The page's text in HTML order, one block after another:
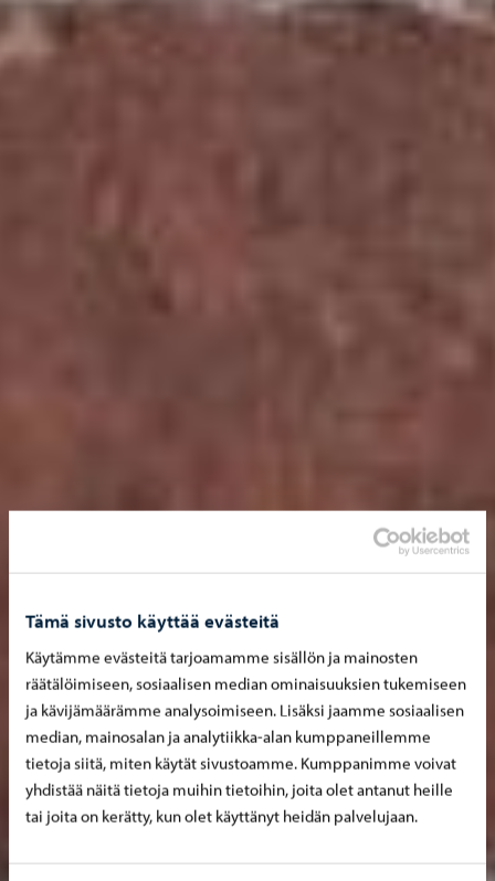
Tämä sivusto käyttää evästeitä
Käytämme evästeitä tarjoamamme sisällön ja mainosten
räätälöimiseen, sosiaalisen median ominaisuuksien tukemiseen
ja kävijämäärämme analysoimiseen. Lisäksi jaamme sosiaalisen
median, mainosalan ja analytiikka-alan kumppaneillemme
tietoja siitä, miten käytät sivustoamme. Kumppanimme voivat
yhdistää näitä tietoja muihin tietoihin, joita olet antanut heille
tai joita on kerätty, kun olet käyttänyt heidän palvelujaan.